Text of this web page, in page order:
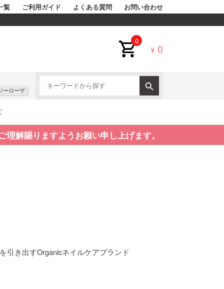
覧 ご利用ガイド よくある質問 お問い合わせ
0
¥ 0
ーローザ
解賜りますようお願い申し上げます。
引き出すOrganicネイルケアブランド